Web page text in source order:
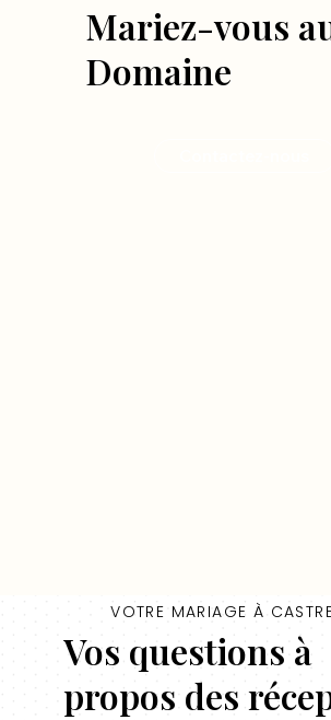
Mariez-vous
Domaine
VOTRE MARIAGE À
Vos questions à
propos des